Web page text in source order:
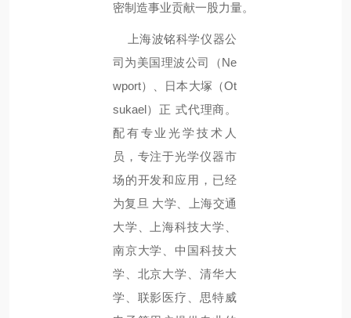
密制造事业贡献一股力量。
上海波铭科学仪器公
司为美国理波公司（Ne
wport）、日本大塚（Ot
sukael）正 式代理商。
配有专业光学技术人
员，专注于光学仪器市
场的开发和应用，已经
为复旦 大学、上海交通
大学、上海科技大学、
南京大学、中国科技大
学、北京大学、清华大
学、联影医疗、思特威